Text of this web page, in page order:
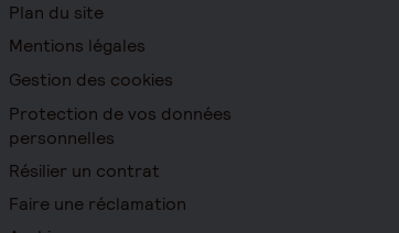
Plan du site
Mentions légales
Gestion des cookies
Protection de vos données
personnelles
Résilier un contrat
Faire une réclamation